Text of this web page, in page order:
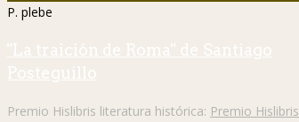
P. plebe
"La traición de Roma" de Santiago
Posteguillo
Premio Hislibris literatura histórica: Premio Hislibris